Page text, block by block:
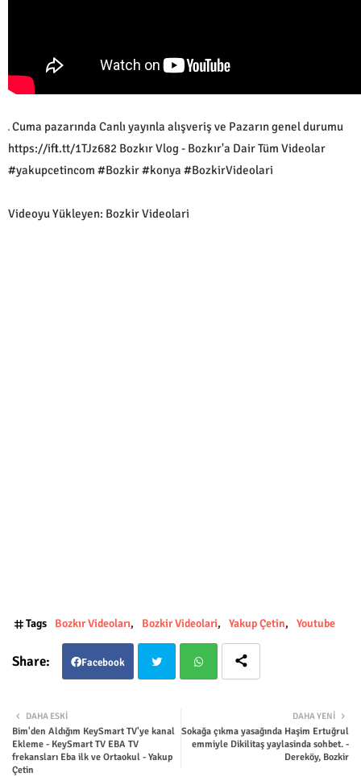
Cuma pazarında Canlı yayınla alışveriş ve Pazarın genel durumu
https://ift.tt/1TJz682 Bozkır Vlog - Bozkır'a Dair Tüm Videolar
#yakupcetincom #Bozkir #konya #BozkirVideolari
Videoyu Yükleyen: Bozkir Videolari
Tags Bozkır Videoları Bozkir Videolari Yakup Çetin Youtube
Facebook
ter tsap
DAHA YENI
Sokağa çıkma yasağında Haşim Ertuğrul
emmiyle Dikilitaş yaylasinda sohbet. -
Dereköy, Bozkir
DAHA ESKI
Bim'den Aldığım KeySmart TV'ye kanal
Ekleme - KeySmart TV EBA TV
frekansları Eba ilk ve Ortaokul - Yakup
Çetin